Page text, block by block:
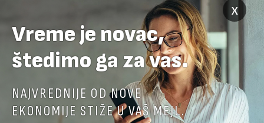
x
Vreme je novac,
štedimo ga za vas.
NAJVREDNIJE OD NOVE
EKONOMIJE STIŽE U VAŠ MEJL.